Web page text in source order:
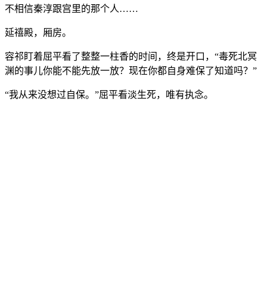
不相信秦淳跟宫里的那个人……
延禧殿，厢房。
容祁盯着屈平看了整整一柱香的时间，终是开口，“毒死北冥
渊的事儿你能不能先放一放？现在你都自身难保了知道吗？”
“我从来没想过自保。”屈平看淡生死，唯有执念。